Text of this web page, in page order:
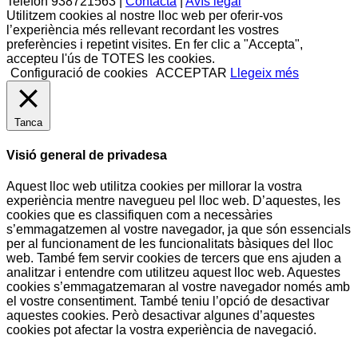
Utilitzem cookies al nostre lloc web per oferir-vos
l’experiència més rellevant recordant les vostres
preferències i repetint visites. En fer clic a "Accepta",
accepteu l'ús de TOTES les cookies.
Configuració de cookies ACCEPTAR Llegeix més
Tanca
Visió general de privadesa
Aquest lloc web utilitza cookies per millorar la vostra
experiència mentre navegueu pel lloc web. D’aquestes, les
cookies que es classifiquen com a necessàries
s’emmagatzemen al vostre navegador, ja que són essencials
per al funcionament de les funcionalitats bàsiques del lloc
web. També fem servir cookies de tercers que ens ajuden a
analitzar i entendre com utilitzeu aquest lloc web. Aquestes
cookies s’emmagatzemaran al vostre navegador només amb
el vostre consentiment. També teniu l’opció de desactivar
aquestes cookies. Però desactivar algunes d’aquestes
cookies pot afectar la vostra experiència de navegació.